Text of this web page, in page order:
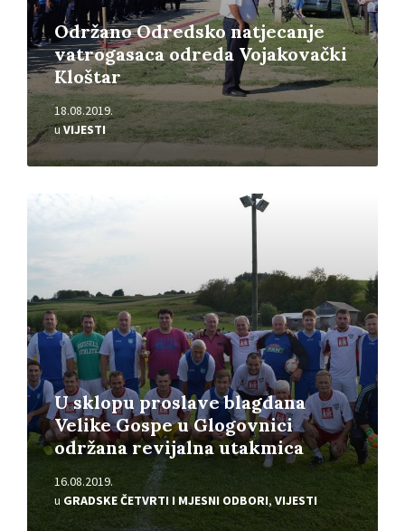
Održano Odredsko natjecanje
vatrogasaca odreda Vojakovački
Kloštar
18.08.2019.
uVIJESTI
U sklopu proslave blagdana
Velike Gospe u Glogovnici
održana revijalna utakmica
16.08.2019.
u GRADSKE ČETVRTI I MJESNI ODBORI, VIJESTI
Pročitajte